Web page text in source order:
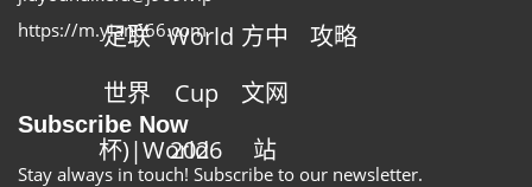
足联
世界
杯)|World
World
Cup
2026
方中
文网
站
攻略
https://m.yian666.com
Subscribe Now
Stay always in touch! Subscribe to our newsletter.